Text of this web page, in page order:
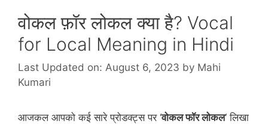
वोकल फ़ॉर लोकल क्या है? Vocal
for Local Meaning in Hindi
Last Updated on: August 6, 2023 by Mahi
Kumari
आजकल आपको कई सारे प्रोडक्ट्स पर ‘वोकल फॉर लोकल‘ लिखा